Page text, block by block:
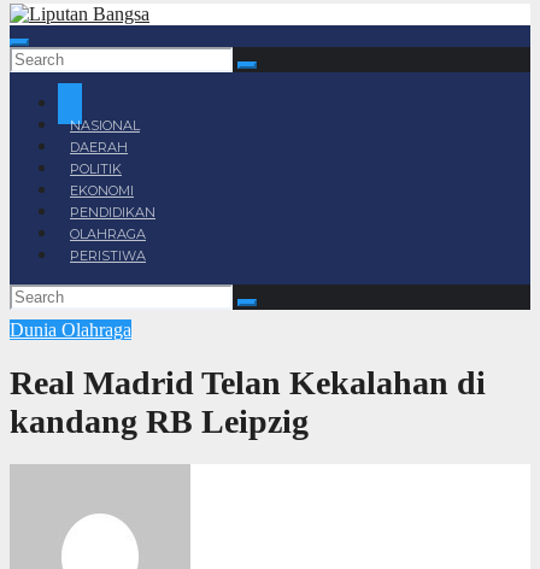
NASIONAL
DAERAH
POLITIK
EKONOMI
PENDIDIKAN
OLAHRAGA
PERISTIWA
Dunia Olahraga
Real Madrid Telan Kekalahan di
kandang RB Leipzig